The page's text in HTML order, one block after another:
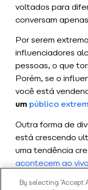
voltados para
conversam
Por serem
influenciadores
pessoas, o que
Porém, se o
você está
umpúblico
Outra forma de
está crescendo
uma tendência
acontecem ao
By selecting 'Accept